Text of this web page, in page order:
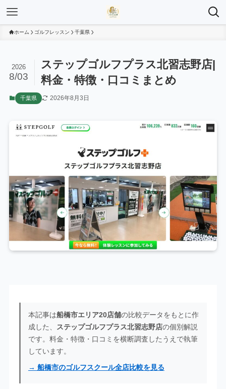
ホーム ゴルフレッスン 千葉県
ステップゴルフプラス北習志野店|
料金・特徴・口コミまとめ
2026
8/03
千葉県 2026年8月3日
本記事は船橋市エリア20店舗の比較データをもとに作
成した、 ステップゴルフプラス北習志野店の個別解説
です。料金・特徴・口コミを横断調査したうえで執筆
しています。
→ 船橋市のゴルフスクール全店比較を見る